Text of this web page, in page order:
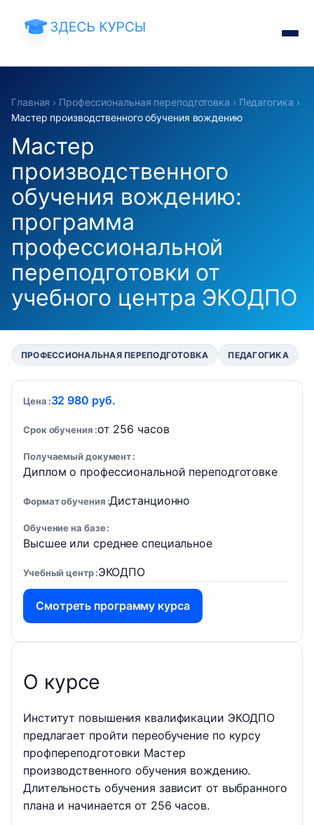
Главная › Профессиональная переподготовка › Педагогика ›
Мастер производственного обучения вождению
Мастер
производственного
обучения вождению:
программа
профессиональной
переподготовки от
учебного центра ЭКОДПО
ПРОФЕССИОНАЛЬНАЯ ПЕРЕПОДГОТОВКА ПЕДАГОГИКА
Цена 32 980 руб.
Срок обучения от 256 часов
Получаемый документ
Диплом о профессиональной переподготовке
Формат обучения Дистанционно
Обучение на базе
Высшее или среднее специальное
Учебный центр ЭКОДПО
Смотреть программу курса
О курсе
Институт повышения квалификации ЭКОДПО
предлагает пройти переобучение по курсу
профпереподготовки Мастер
производственного обучения вождению.
Длительность обучения зависит от выбранного
плана и начинается от 256 часов.